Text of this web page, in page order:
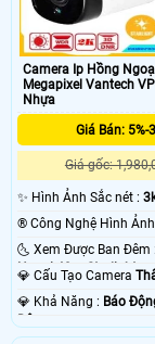
Camera Ip Hồng
Megapixel Vantech
Nhựa
Giá Bán: 5%-
Giá gốc:
✨ Hình Ảnh Sắc nét :
🌜 Xem Được Ban Đêm :
Ngoại 40m Starlight.
💎 Cấu Tạo Camera
️💎 Khả Năng : Báo